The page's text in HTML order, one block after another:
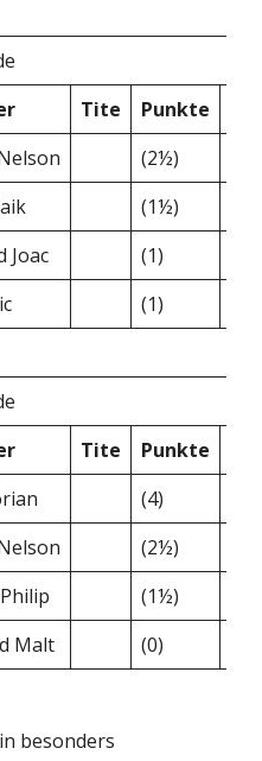
Tite Punkte
(2½)
(1½)
Joac (1)
(1)
Tite Punkte
(4)
(2½)
(1½)
Malt (0)
besonders